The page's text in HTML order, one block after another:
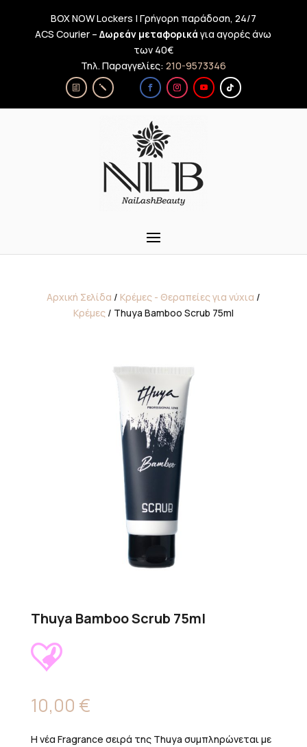
BOX NOW Lockers | Γρήγορη παράδοση, 24/7
ACS Courier –Δωρεάν μεταφορικά για αγορές άνω
των 40€
Τηλ. Παραγγελίες: 210-9573346
Αρχική Σελίδα / Κρέμες - Θεραπείες για νύχια /
Κρέμες/ Thuya Bamboo Scrub 75ml
Thuya Bamboo Scrub 75ml
10,00 €
Η νέα Fragrance σειρά της Thuya συμπληρώνεται με